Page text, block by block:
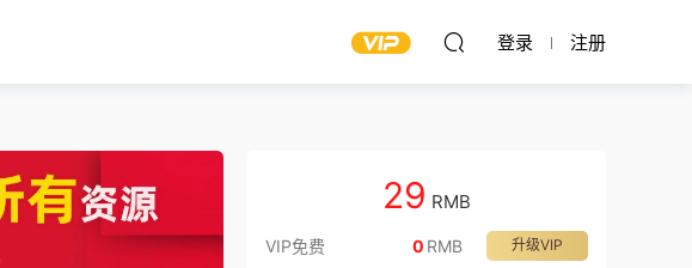
登录 注册
29 RMB
VIP免费 升级VIP
0 RMB